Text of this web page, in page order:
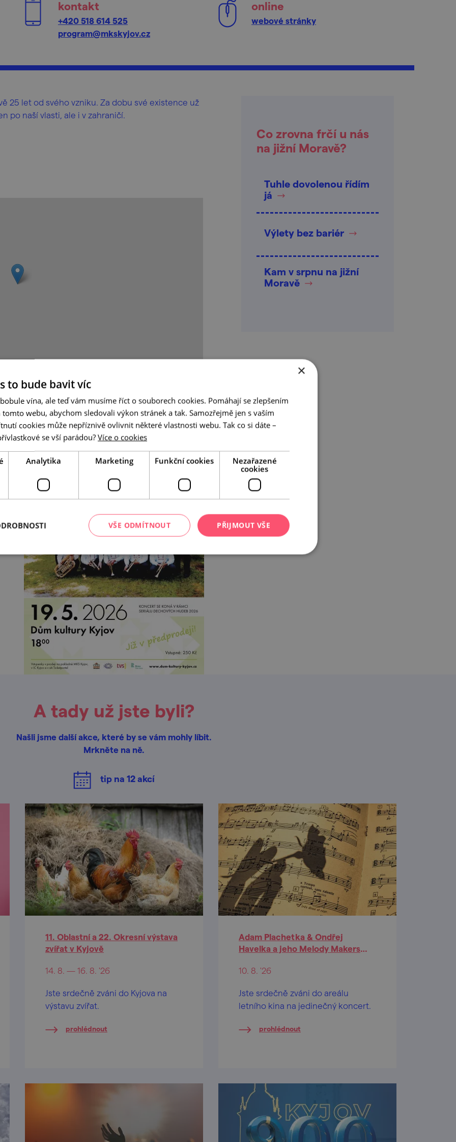
kontakt
+420 518 614 525
program@mkskyjov.cz
online
webové stránky
25 let od svého vzniku. Za dobu své existence už
po naší vlasti, ale i v zahraničí.
Co zrovna frčí u nás
na jižní Moravě?
Tuhle dovolenou řídím
já
Výlety bez bariér
Kam v srpnu na jižní
Moravě
A tady už jste byli?
Našli jsme další akce, které by se vám mohly líbit.
Mrkněte na ně.
tip na 12akcí
11. Oblastní a 22. Okresní výstava
zvířat v Kyjově
14. 8. — 16. 8. '26
Jste srdečně zváni do Kyjova na
výstavu zvířat.
prohlédnout
Adam Plachetka & Ondřej
Havelka a jeho Melody Makers
10. 8. '26
Jste srdečně zváni do areálu
letního kina na jedinečný koncert.
prohlédnout
×
to bude bavit víc
vína, ale teď vám musíme říct o souborech cookies. Pomáhají se zlepšením
tomto webu, abychom sledovali výkon stránek a tak. Samozřejmě jen s vaším
cookies může nepříznivě ovlivnit některé vlastnosti webu. Tak co si dáte –
se vší parádou? Více o cookies
Analytika Marketing Funkční cookies
Nezařazené
cookies
PŘIJMOUT VŠE
VŠE ODMÍTNOUT